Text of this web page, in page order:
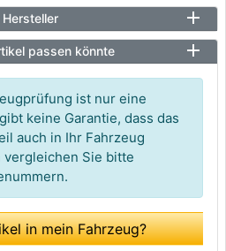
passen könnte
ist nur eine
keine Garantie, dass das
auch in Ihr Fahrzeug
vergleichen Sie bitte
in mein Fahrzeug?